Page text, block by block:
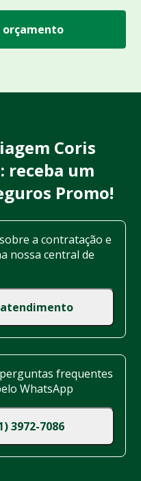
orçamento
Coris
receba um
Promo!
a contratação e
nossa central de
frequentes
WhatsApp
3972-7086